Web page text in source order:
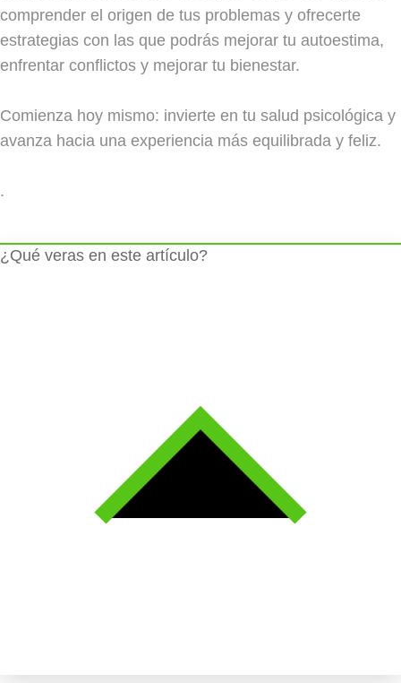
comprender el origen de tus problemas y ofrecerte
estrategias con las que podrás mejorar tu autoestima,
enfrentar conflictos y mejorar tu bienestar.
Comienza hoy mismo: invierte en tu salud psicológica y
avanza hacia una experiencia más equilibrada y feliz.
.
¿Qué veras en este artículo?